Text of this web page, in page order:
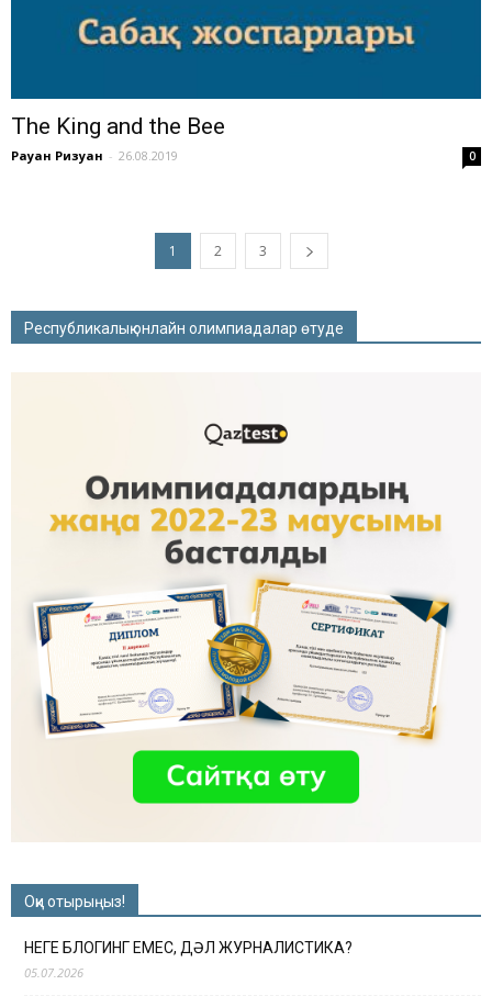
The King and the Bee
Рауан Ризуан - 26.08.2019 0
1 2 3
Республикалық онлайн олимпиадалар өтуде
Оқи отырыңыз!
НЕГЕ БЛОГИНГ ЕМЕС, ДӘЛ ЖУРНАЛИСТИКА?
05.07.2026